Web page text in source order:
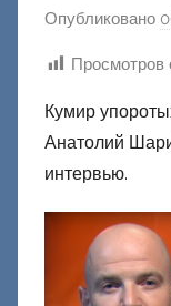
Опубликовано
Просмотров
Кумир
Анатолий
интервью.